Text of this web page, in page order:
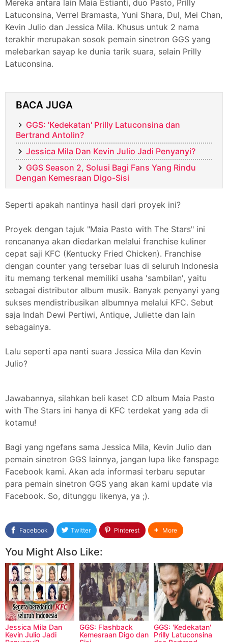
Mereka antara lain Maia Estianti, duo Pasto, Prilly
Latuconsina, Verrel Bramasta, Yuni Shara, Dul, Mei Chan,
Kevin Julio dan Jessica Mila. Khusus untuk 2 nama
terakhir merupakan sosok pemain sinetron GGS yang
melebarkan sayap ke dunia tarik suara, selain Prilly
Latuconsina.
BACA JUGA
GGS: 'Kedekatan' Prilly Latuconsina dan
Bertrand Antolin?
Jessica Mila Dan Kevin Julio Jadi Penyanyi?
GGS Season 2, Solusi Bagi Fans Yang Rindu
Dengan Kemesraan Digo-Sisi
Seperti apakah nantinya hasil dari proyek ini?
Proyek dengan tajuk "Maia Pasto with The Stars" ini
rencananya akan diedarkan melalui franchise kuliner
cepat saji KFC (Kentucky Fried Chicken). Franchise
dengan counter yang tersebar luas di seluruh Indonesia
itu memang terkenal memiliki usaha 'sambilan', yaitu
sebagai distributor album musik. Banyak penyanyi yang
sukses mendistribusikan albumnya melalui KFC. Sebut
saja Indah Dewi Pertiwi, Antique, Juliette dan lain
sebagainya.
Lalu seperti apa nanti suara Jessica Mila dan Kevin
Julio?
Jawabannya, silahkan beli kaset CD album Maia Pasto
with The Stars ini hanya di KFC terdekat yang ada di
kotamu!
Bagi yang ngefans sama Jessica Mila, Kevin Julio dan
pemain sinetron GGS lainnya, jangan lupa like fanspage
Facebook kami. Akan ada informasi terbaru seputar
para pemain sinetron GGS yang akan kami update via
Facebook. So, ditunggu likenya, ya ;).
Facebook Twitter Pinterest More
You Might Also Like:
Jessica Mila Dan
Kevin Julio Jadi
GGS: Flashback
Kemesraan Digo dan
GGS: 'Kedekatan'
Prilly Latuconsina